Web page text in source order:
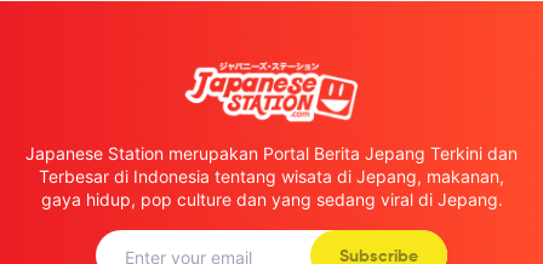
Japanese Station merupakan Portal Berita Jepang Terkini dan
Terbesar di Indonesia tentang wisata di Jepang, makanan,
gaya hidup, pop culture dan yang sedang viral di Jepang.
Subscribe